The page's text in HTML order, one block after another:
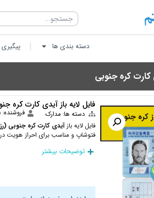
دسته بندی ها
کارت کره جنوبی
فایل لایه باز آیدی کارت کره
دسته ها: مدارک
فایل لایه بازآیدی کارت کره جنوبی
فتوشاپ و مناسب برای احراز هویت
توضیحات بیشتر